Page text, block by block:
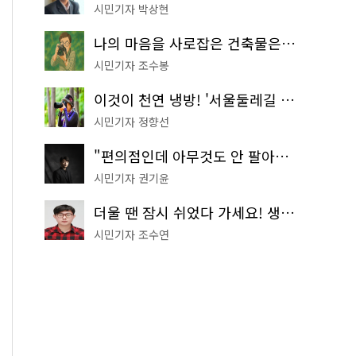
시민기자 박상현
나의 마음을 사로잡은 건축물은? '서울시 건축상' 수상작 공개!
시민기자 조수봉
이것이 천연 냉방! '서울둘레길 9코스'로 숲속 피서 떠나볼까
시민기자 정향선
"편의점인데 아무것도 안 팔아요" 서울에서 가장 특별한 편의점의 정체
시민기자 권기윤
더울 땐 잠시 쉬었다 가세요! 생수 냉장고부터 해피소·무더위쉼터까지
시민기자 조수연